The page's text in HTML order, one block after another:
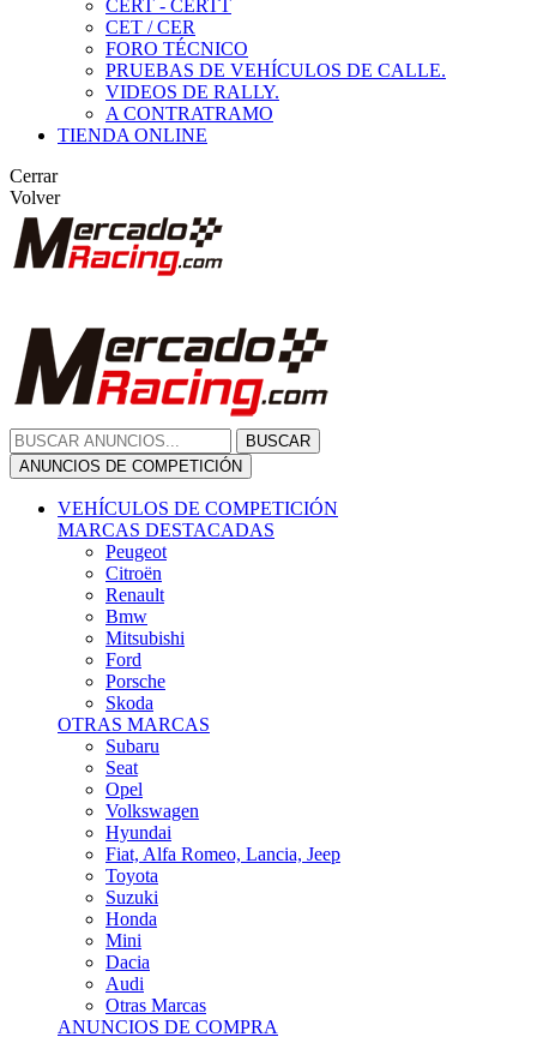
CERT - CERTT
CET / CER
FORO TÉCNICO
PRUEBAS DE VEHÍCULOS DE CALLE.
VIDEOS DE RALLY.
A CONTRATRAMO
TIENDA ONLINE
Cerrar
Volver
BUSCAR
ANUNCIOS DE COMPETICIÓN
VEHÍCULOS DE COMPETICIÓN
MARCAS DESTACADAS
Peugeot
Citroën
Renault
Bmw
Mitsubishi
Ford
Porsche
Skoda
OTRAS MARCAS
Subaru
Seat
Opel
Volkswagen
Hyundai
Fiat, Alfa Romeo, Lancia, Jeep
Toyota
Suzuki
Honda
Mini
Dacia
Audi
Otras Marcas
ANUNCIOS DE COMPRA
Compra De Coches